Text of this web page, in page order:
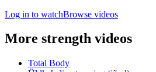
Log in to watchBrowse videos
More strength videos
Total Body